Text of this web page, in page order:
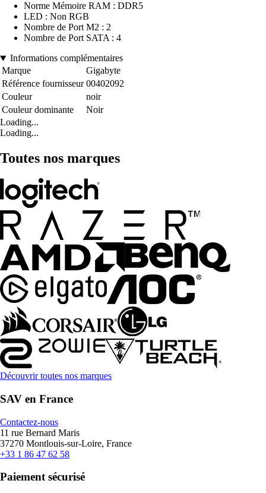
Norme Mémoire RAM : DDR5
LED : Non RGB
Nombre de Port M2 : 2
Nombre de Port SATA : 4
Informations complémentaires
Marque
Gigabyte
Référence fournisseur 00402092
Couleur
noir
Couleur dominante
Noir
Loading...
Loading...
Toutes nos marques
Découvrir toutes nos marques
SAV en France
Contactez-nous
11 rue Bernard Maris
37270 Montlouis-sur-Loire, France
+33 1 86 47 62 58
Paiement sécurisé